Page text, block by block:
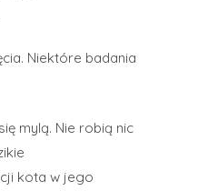
Niektóre badania
mylą. Nie robią nic
kota w jego